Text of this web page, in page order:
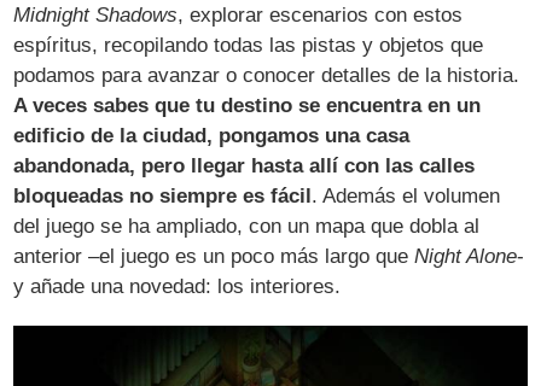
Midnight Shadows, explorar escenarios con estos
espíritus, recopilando todas las pistas y objetos que
podamos para avanzar o conocer detalles de la historia.
A veces sabes que tu destino se encuentra en un
edificio de la ciudad, pongamos una casa
abandonada, pero llegar hasta allí con las calles
bloqueadas no siempre es fácil. Además el volumen
del juego se ha ampliado, con un mapa que dobla al
anterior –el juego es un poco más largo queNight Alone-
y añade una novedad: los interiores.